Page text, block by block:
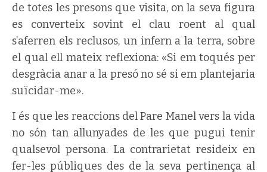
de totes les presons que visita, on la seva figura
es converteix sovint el clau roent al qual
s’aferren els reclusos, un infern a la terra, sobre
el qual ell mateix reflexiona: «Si em toqués per
desgràcia anar a la presó no sé si em plantejaria
suïcidar-me».
I és que les reaccions del Pare Manel vers la vida
no són tan allunyades de les que pugui tenir
qualsevol persona. La contrarietat resideix en
fer-les públiques des de la seva pertinença al